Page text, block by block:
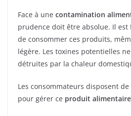
Face à une contamination
prudence doit être absolue. Il
de consommer ces produits,
légère. Les toxines potentielles
détruites par la chaleur
Les consommateurs disposent
pour gérer ce produit